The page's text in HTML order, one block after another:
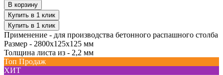
В корзину
Купить в 1 клик
Купить в 1 клик
Применение - для производства бетонного распашного столба
Размер - 2800х125х125 мм
Толщина листа из - 2,2 мм
Топ Продаж
ХИТ